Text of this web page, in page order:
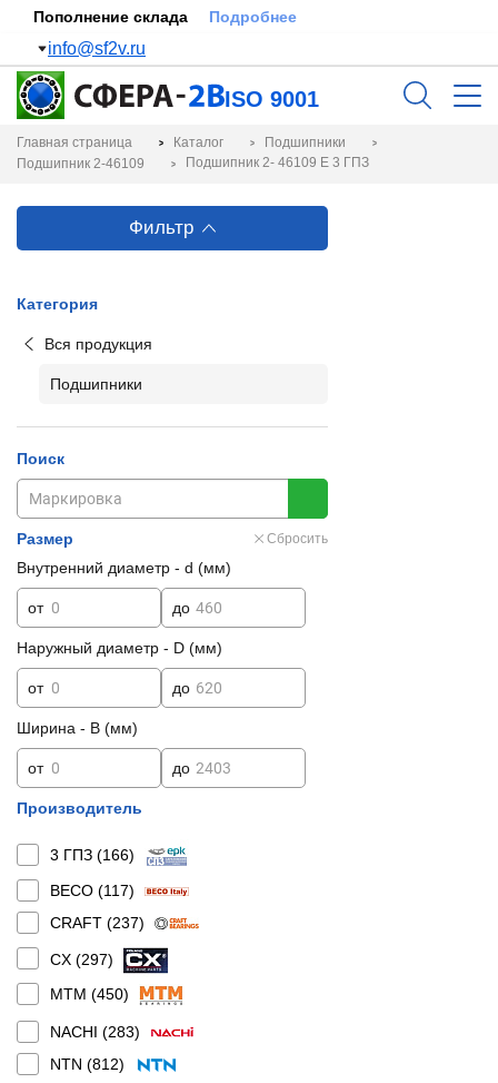
Пополнение склада Подробнее
info@sf2v.ru
ISO 9001
Главная страница Каталог
Подшипники
Подшипник 2-46109
Подшипник 2- 46109 Е 3 ГПЗ
Фильтр
Категория
Вся продукция
Подшипники
Поиск
Размер Сбросить
Внутренний диаметр - d (мм)
от до
Наружный диаметр - D (мм)
от до
Ширина - B (мм)
от до
Производитель
3 ГПЗ (166)
BECO (117)
CRAFT (237)
CX (297)
MTM (450)
NACHI (283)
NTN (812)